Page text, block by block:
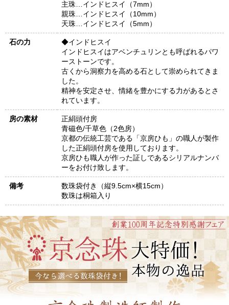
主珠…インドヒスイ（7mm）
親珠…インドヒスイ（10mm）
天珠…インドヒスイ（5mm）
石の力
◆インドヒスイ
インドヒスイはアベンチュリンとも呼ばれるパワ
ーストーンです。
古くから洞察力を高める石として崇められてきま
した。
精神を安定させ、情緒を豊かにする力があるとさ
れています。
房の素材
正絹頭付房
青磁色/千草色（2色房）
京都の伝統工芸である「京房ひも」の職人が製作
した正絹頭付房を使用しております。
京房ひも職人が作った証しであるシリアルナンバ
ーをお付け致します。
備考
数珠袋付き（縦9.5cm×横15cm）
数珠は桐箱入り